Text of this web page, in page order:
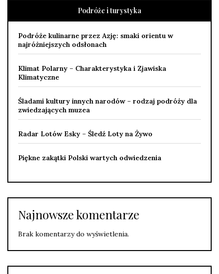
Podróże i turystyka
Podróże kulinarne przez Azję: smaki orientu w
najróżniejszych odsłonach
Klimat Polarny – Charakterystyka i Zjawiska
Klimatyczne
Śladami kultury innych narodów – rodzaj podróży dla
zwiedzających muzea
Radar Lotów Esky – Śledź Loty na Żywo
Piękne zakątki Polski wartych odwiedzenia
Najnowsze komentarze
Brak komentarzy do wyświetlenia.